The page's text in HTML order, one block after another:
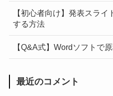
【初心者向け】発表スラ
する方法
【Q&A式】Wordソフトで
最近のコメント